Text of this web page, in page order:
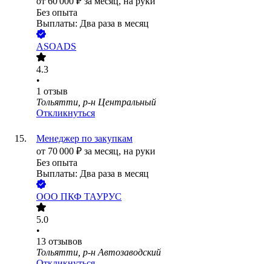
Без опыта
Выплаты: Два раза в месяц
ASOADS
4.3
•
1 отзыв
Тольятти, р-н Центральный
Откликнуться
Менеджер по закупкам
от 70 000 ₽ за месяц, на руки
Без опыта
Выплаты: Два раза в месяц
ООО ПКФ ТАУРУС
5.0
•
13 отзывов
Тольятти, р-н Автозаводский